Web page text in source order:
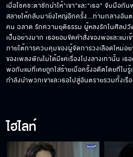
เมื่อโชคชะตาชักนำให้"เขา"และ"เธอ" จับมือกั
สลายให้กลับมายิ่งใหญ่อีกครั้ง...ท่ามกลางอัน
คน ฉลาด รักความยุติธรรม ผู้หลงรักในศิลปวั
เป็นอย่างมาก เธอยอมขัดคำสั่งของพ่อและแม่เ
ภายใต้การควบคุมของผู้จัดการวงเลือดใหม่อ
ของเพลงพิณไม่ได้มีแค่เรื่องโปงลางเท่านั้น เ
พ่อกับแม่ที่เคยถูกใส่ร้ายเมื่อครั้งอดีตโดยที่ไม่รู้
กำลังนำพวกเขาและเธอไปสู่อันตรายรวมทั้งเ
ไฮไลท์